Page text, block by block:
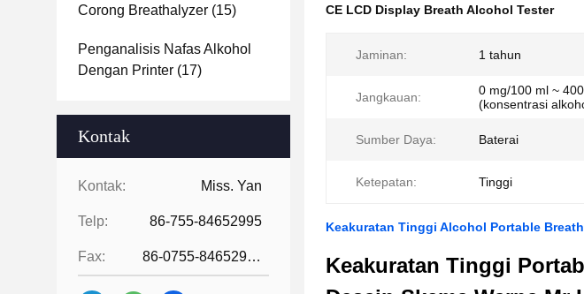
Corong Breathalyzer (15)
Penganalisis Nafas Alkohol
Dengan Printer (17)
Kontak
Kontak: Miss. Yan
Telp: 86-755-84652995
Fax: 86-0755-84652995
CE LCD Display Breath Alcohol Tester
Jaminan: 1 tahun
Jangkauan:
0 mg/100 ml ~
(konsentrasi
Sumber Daya: Baterai
Ketepatan: Tinggi
Keakuratan Tinggi Alcohol Portable
Keakuratan Tinggi